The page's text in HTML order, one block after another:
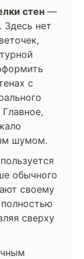
стен —
Здесь нет
с
шумом.
обычного
своему
сверху